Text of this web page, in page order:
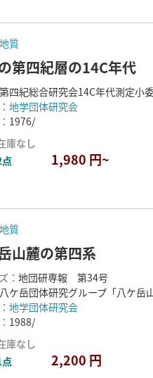
質
第四紀層の14C年代
第四紀総合研究会14C年代測定
地学団体研究会
1976/
庫なし
1,980 円~
質
山麓の第四系
： 地団研専報 第34号
八ケ岳団体研究グループ「八ケ
地学団体研究会
1988/
庫なし
2,200 円